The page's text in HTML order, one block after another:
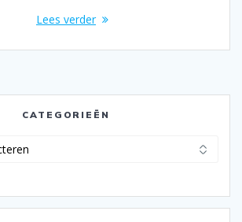
Lees verder
CATEGORIEËN